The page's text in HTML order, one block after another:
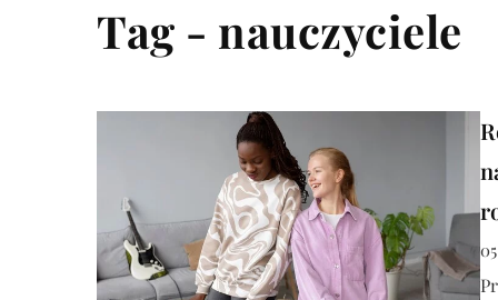
Tag - nauczyciele